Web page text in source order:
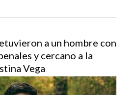
a un hombre con
y cercano a la
Vega